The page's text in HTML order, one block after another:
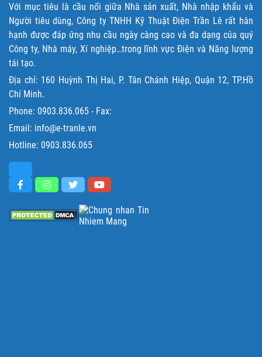
Với mục tiêu là cầu nối giữa Nhà sản xuất, Nhà nhập khẩu và
Người tiêu dùng, Công ty TNHH Kỹ Thuật Điện Trần Lê rất hân
hạnh được đáp ứng nhu cầu ngày càng cao và đa dạng của quý
Công ty, Nhà máy, Xí nghiệp…trong lĩnh vực Điện và Năng lượng
tái tạo.
Địa chỉ: 160 Huỳnh Thị Hai, P. Tân Chánh Hiệp, Quận 12, TP.Hồ
Chí Minh.
Phone: 0903.836.065 - Fax:
Email: info@e-tranle.vn
Hotline: 0903.836.065